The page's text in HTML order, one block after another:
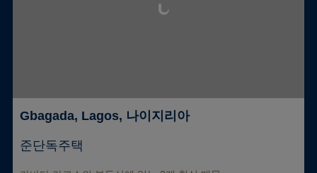
Gbagada, Lagos, 나이지리아
준단독주택